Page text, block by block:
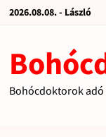
2026.08.08. - László
Bohócdoktorok adó